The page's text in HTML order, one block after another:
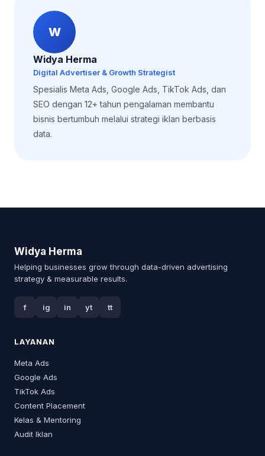
W
Widya Herma
Digital Advertiser & Growth Strategist
Spesialis Meta Ads, Google Ads, TikTok Ads, dan
SEO dengan 12+ tahun pengalaman membantu
bisnis bertumbuh melalui strategi iklan berbasis
data.
Widya Herma
Helping businesses grow through data-driven advertising
strategy & measurable results.
f ig in yt tt
LAYANAN
Meta Ads
Google Ads
TikTok Ads
Content Placement
Kelas & Mentoring
Audit Iklan